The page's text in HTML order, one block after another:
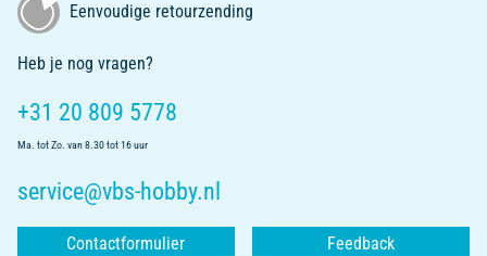
Eenvoudige retourzending
Heb je nog vragen?
+31 20 809 5778
Ma. tot Zo. van 8.30 tot 16 uur
service@vbs-hobby.nl
Contactformulier Feedback